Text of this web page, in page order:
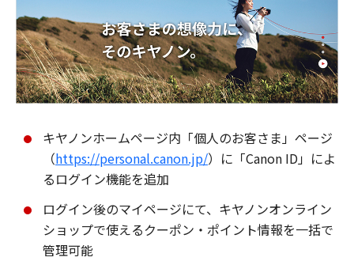
キヤノンホームページ内「個人のお客さま」ページ
（https://personal.canon.jp/）に「Canon ID」によ
るログイン機能を追加
ログイン後のマイページにて、キヤノンオンライン
ショップで使えるクーポン・ポイント情報を一括で
管理可能